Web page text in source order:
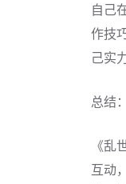
自己
作技
己实
总结：
《
互动